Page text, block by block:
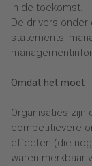
in de toekomst.
De drivers onder
statements:
Omdat het moet
Organisaties zijn
competitievere
effecten (die
waren merkbaar